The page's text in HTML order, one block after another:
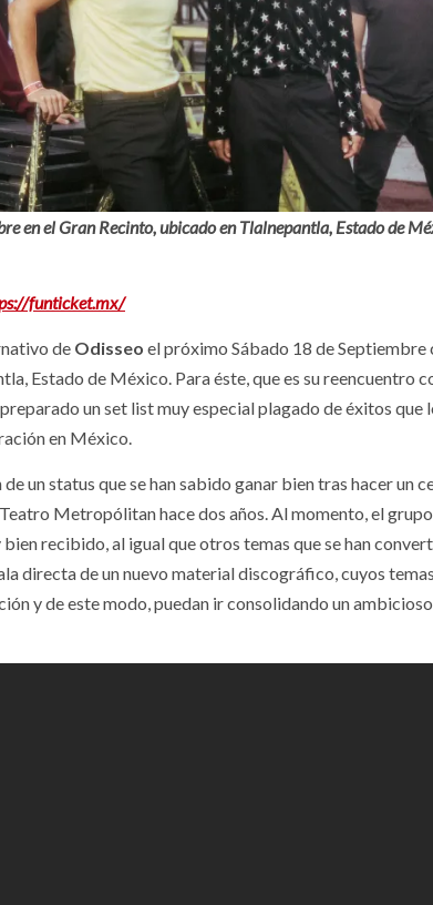
en el Gran Recinto, ubicado en Tlalnepantla, Estado de
funticket.mx/
de Odisseo el próximo Sábado 18 de Septiembre
Estado de México. Para éste, que es su reencuentro
un set list muy especial plagado de éxitos que
en México.
un status que se han sabido ganar bien tras hacer un
Metropólitan hace dos años. Al momento, el
bien recibido, al igual que otros temas que se han
directa de un nuevo material discográfico, cuyos
y de este modo, puedan ir consolidando un